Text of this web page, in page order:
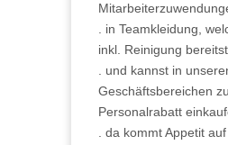
. in Teamkleidung,
inkl. Reinigung
. und kannst in
Geschäftsbereichen
Personalrabatt
. da kommt Appetit